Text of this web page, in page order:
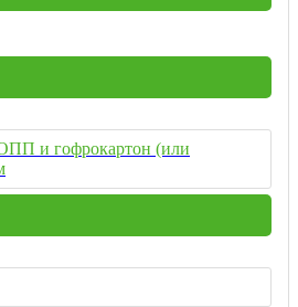
и гофрокартон (или